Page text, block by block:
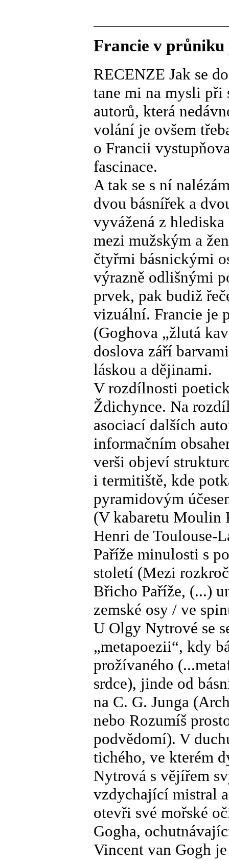
Francie v
RECENZE Jak se
tane mi na mysli při
autorů, která
volání je ovšem
o Francii
fascinace.
A tak se s ní
dvou básnířek a
vyvážená z
mezi mužským a
čtyřmi básnickými
výrazně odlišnými
prvek, pak budiž
vizuální. Francie je
(Goghova „žlutá
doslova září
láskou a dějinami.
V rozdílnosti
Ždichynce. Na
asociací dalších
informačním
verši objeví
i termitiště, kde
pyramidovým
(V kabaretu Moulin
Henri de Toulouse-
Paříže minulosti s
století (Mezi
Břicho Paříže, (...)
zemské osy / ve
U Olgy Nytrové se
„metapoezii“, kdy
prožívaného
srdce), jinde od
na C. G. Junga
nebo Rozumíš
podvědomí). V
tichého, ve kterém
Nytrová s vějířem
vzdychající mistral
otevři své mořské
Gogha,
Vincent van Gogh